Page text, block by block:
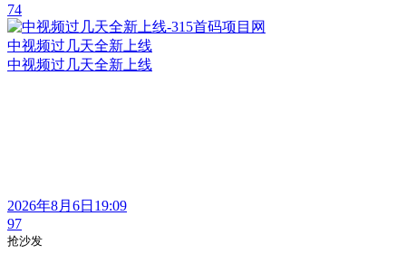
74
中视频过几天全新上线
中视频过几天全新上线
2026年8月6日19:09
97
抢沙发